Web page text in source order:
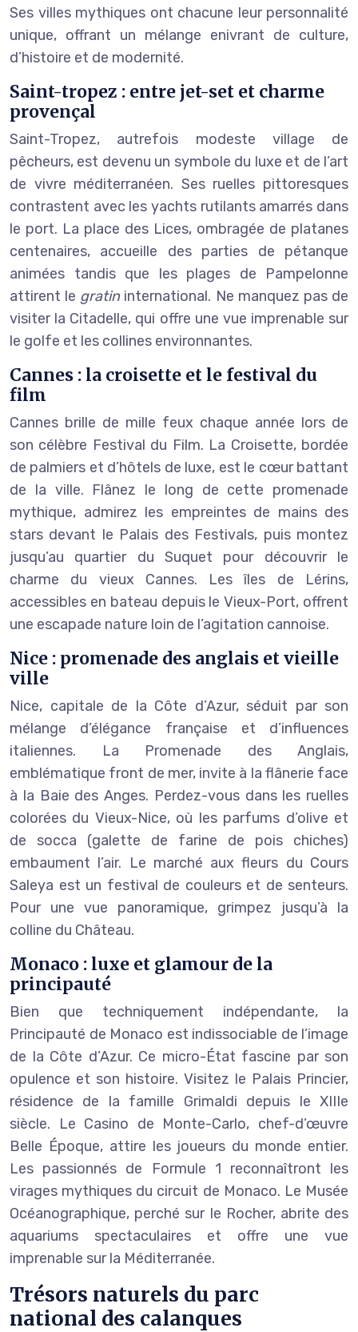
Ses villes mythiques ont chacune leur personnalité
unique, offrant un mélange enivrant de culture,
d’histoire et de modernité.
Saint-tropez : entre jet-set et charme
provençal
Saint-Tropez, autrefois modeste village de
pêcheurs, est devenu un symbole du luxe et de l’art
de vivre méditerranéen. Ses ruelles pittoresques
contrastent avec les yachts rutilants amarrés dans
le port. La place des Lices, ombragée de platanes
centenaires, accueille des parties de pétanque
animées tandis que les plages de Pampelonne
attirent le gratin international. Ne manquez pas de
visiter la Citadelle, qui offre une vue imprenable sur
le golfe et les collines environnantes.
Cannes : la croisette et le festival du
film
Cannes brille de mille feux chaque année lors de
son célèbre Festival du Film. La Croisette, bordée
de palmiers et d’hôtels de luxe, est le cœur battant
de la ville. Flânez le long de cette promenade
mythique, admirez les empreintes de mains des
stars devant le Palais des Festivals, puis montez
jusqu’au quartier du Suquet pour découvrir le
charme du vieux Cannes. Les îles de Lérins,
accessibles en bateau depuis le Vieux-Port, offrent
une escapade nature loin de l’agitation cannoise.
Nice : promenade des anglais et vieille
ville
Nice, capitale de la Côte d’Azur, séduit par son
mélange d’élégance française et d’influences
italiennes. La Promenade des Anglais,
emblématique front de mer, invite à la flânerie face
à la Baie des Anges. Perdez-vous dans les ruelles
colorées du Vieux-Nice, où les parfums d’olive et
de socca (galette de farine de pois chiches)
embaument l’air. Le marché aux fleurs du Cours
Saleya est un festival de couleurs et de senteurs.
Pour une vue panoramique, grimpez jusqu’à la
colline du Château.
Monaco : luxe et glamour de la
principauté
Bien que techniquement indépendante, la
Principauté de Monaco est indissociable de l’image
de la Côte d’Azur. Ce micro-État fascine par son
opulence et son histoire. Visitez le Palais Princier,
résidence de la famille Grimaldi depuis le XIIIe
siècle. Le Casino de Monte-Carlo, chef-d’œuvre
Belle Époque, attire les joueurs du monde entier.
Les passionnés de Formule 1 reconnaîtront les
virages mythiques du circuit de Monaco. Le Musée
Océanographique, perché sur le Rocher, abrite des
aquariums spectaculaires et offre une vue
imprenable sur la Méditerranée.
Trésors naturels du parc
national des calanques